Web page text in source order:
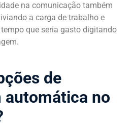
na comunicação também
a carga de trabalho e
que seria gasto digitando
de
automática no